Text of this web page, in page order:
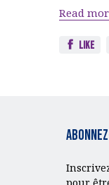
Read
Like